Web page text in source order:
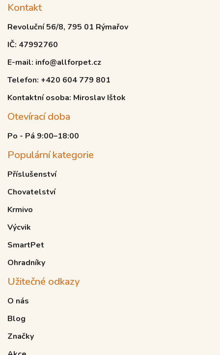
Kontakt
Revoluční 56/8, 795 01 Rýmařov
IČ: 47992760
E-mail: info@allforpet.cz
Telefon: +420 604 779 801
Kontaktní osoba: Miroslav Ištok
Otevírací doba
Po - Pá 9:00–18:00
Populární kategorie
Příslušenství
Chovatelství
Krmivo
Výcvik
SmartPet
Ohradníky
Užitečné odkazy
O nás
Blog
Značky